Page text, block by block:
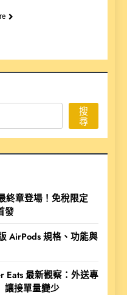
搜
尋
終章登場！免稅限定
發
AirPods 規格、功能與
Eats 最新觀察：外送專
讓接單量變少